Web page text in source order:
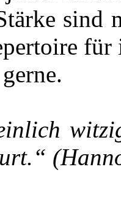
sind